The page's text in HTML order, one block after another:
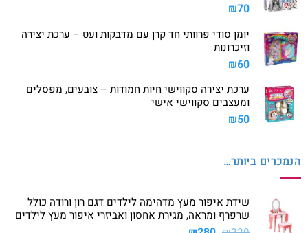
₪70
יומן סודי פרוותי חד קרן עם מדבקות ועט – ערכת יצירה
וזיכרונות
₪60
ערכת יצירה סקווישי חיות חמודות – צובעים, מפסלים
ומעצבים סקווישי אישי
₪50
הנמכרים ביותר…
שידת איפור מעץ מדהימה לילדים דגם רון ורודה כולל
שרפרף ומראה, מגירת אחסון ואביזרי איפור מעץ לילדים